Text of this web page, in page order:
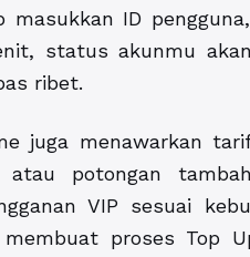
masukkan ID
status akunmu
ribet.
juga menawarkan
potongan
VIP sesuai
proses Top